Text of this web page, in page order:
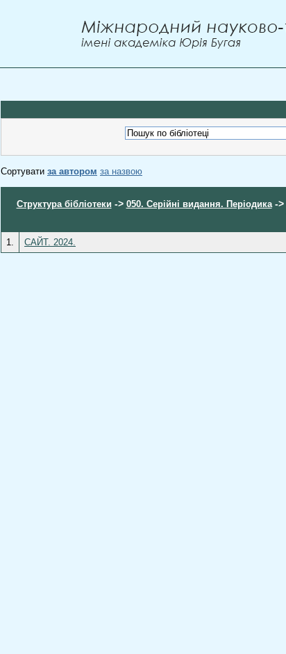
Сортувати за автором за назвою
Структура бібліотеки -> 050. Серійні видання. Періодика->
1. САЙТ. 2024.